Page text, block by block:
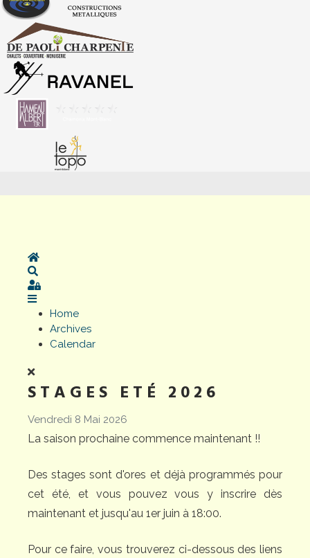
Home
Sign In
Home
Archives
Calendar
STAGES ETÉ 2026
Vendredi 8 Mai 2026
La saison prochaine commence maintenant !!
Des stages sont d'ores et déjà programmés pour
cet été, et vous pouvez vous y inscrire dès
maintenant et jusqu'au 1er juin à 18:00.
Pour ce faire, vous trouverez ci-dessous des liens